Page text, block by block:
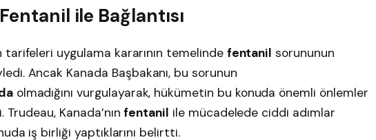
ile Bağlantısı
tarifeleri uygulama kararının temelinde fentanil sorununun
Ancak Kanada Başbakanı, bu sorunun
olmadığını vurgulayarak, hükümetin bu konuda önemli önlemler
Trudeau, Kanada’nınfentanil ile mücadelede ciddi adımlar
iş birliği yaptıklarını belirtti.